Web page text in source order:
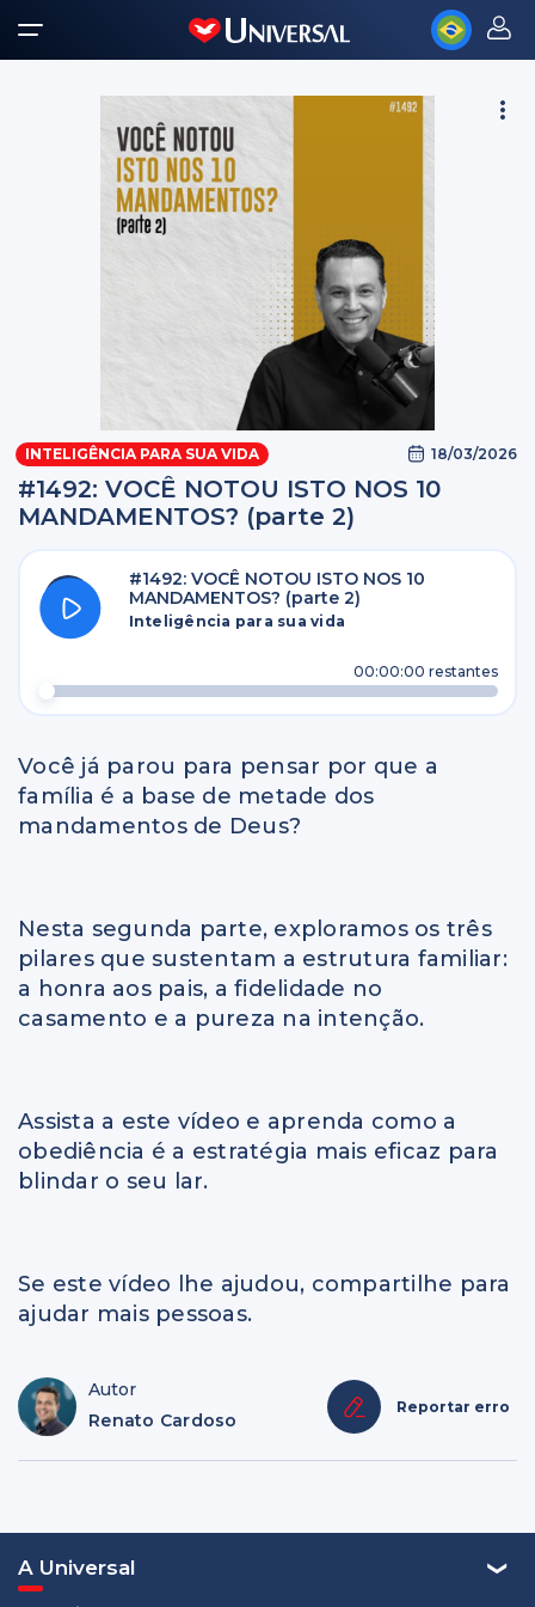
INTELIGÊNCIA PARA SUA VIDA 18/03/2026
#1492: VOCÊ NOTOU ISTO NOS 10
MANDAMENTOS? (parte 2)
#1492: VOCÊ NOTOU ISTO NOS 10
MANDAMENTOS? (parte 2)
Inteligência para sua vida
00:00:00 restantes
Você já parou para pensar por que a
família é a base de metade dos
mandamentos de Deus?
Nesta segunda parte, exploramos os três
pilares que sustentam a estrutura familiar:
a honra aos pais, a fidelidade no
casamento e a pureza na intenção.
Assista a este vídeo e aprenda como a
obediência é a estratégia mais eficaz para
blindar o seu lar.
Se este vídeo lhe ajudou, compartilhe para
ajudar mais pessoas.
Autor
Renato Cardoso
Reportar erro
A Universal